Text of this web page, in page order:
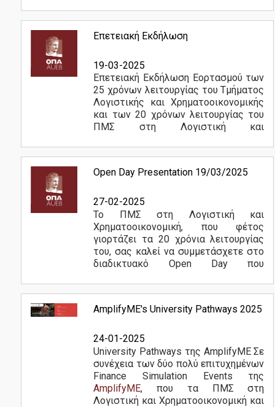
Διοικητικό Προσωπικό
Υποψήφιοι
Κριτήρια Επιλογής
Υποβολή Αίτησης
Τέλη Φοίτησης
Χρήσιμα Έντυπα
Χρήσιμοι Σύνδεσμοι
Υπηρεσίες
Υπηρεσίες & Υποδομές
Βάσεις Δεδομένων / Λογισμικά
Κέντρο Υπολογιστών
Βιβλιοθήκη
Επετειακή Εκδήλωση
19-03-2025
Επετειακή Εκδήλωση Εορτασμού των
25 χρόνων λειτουργίας του Τμήματος
Λογιστικής και Χρηματοοικονομικής
και των 20 χρόνων λειτουργίας του
ΠΜΣ στη Λογιστική και
Open Day Presentation 19/03/2025
27-02-2025
Το ΠΜΣ στη Λογιστική και
Χρηματοοικονομική, που φέτος
γιορτάζει τα 20 χρόνια λειτουργίας
του, σας καλεί να συμμετάσχετε στο
διαδικτυακό Open Day που
για...Περισσότερα
AmplifyME's University Pathways 2025
24-01-2025
University Pathways της AmplifyME Σε
συνέχεια των δύο πολύ επιτυχημένων
Finance Simulation Events της
AmplifyME, που τα ΠΜΣ στη
Λογιστική και Χρηματοοικονομική και